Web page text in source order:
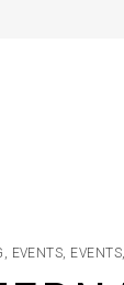
EVENTS EVENTS